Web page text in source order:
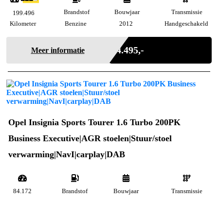
199.496
Kilometer
Brandstof
Benzine
Bouwjaar
2012
Transmissie
Handgeschakeld
Meer informatie € 4.495,-
Opel Insignia Sports Tourer 1.6 Turbo 200PK
Business Executive|AGR stoelen|Stuur/stoel
verwarming|NavI|carplay|DAB
84.172
Brandstof
Bouwjaar
Transmissie